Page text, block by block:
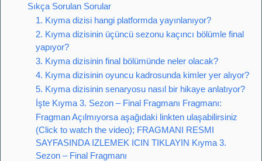
Sıkça Sorulan Sorular
1. Kıyma dizisi hangi platformda yayınlanıyor?
2. Kıyma dizisinin üçüncü sezonu kaçıncı bölümle final
yapıyor?
3. Kıyma dizisinin final bölümünde neler olacak?
4. Kıyma dizisinin oyuncu kadrosunda kimler yer alıyor?
5. Kıyma dizisinin senaryosu nasıl bir hikaye anlatıyor?
İşte Kıyma 3. Sezon – Final Fragmanı Fragmanı:
Fragman Açılmıyorsa aşağıdaki linkten ulaşabilirsiniz
(Click to watch the video); FRAGMANI RESMI
SAYFASINDA IZLEMEK ICIN TIKLAYIN Kıyma 3.
Sezon – Final Fragmanı